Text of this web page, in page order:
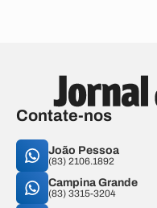
Contate-nos
João Pessoa
(83) 2106.1892
Campina Grande
(83) 3315-3204